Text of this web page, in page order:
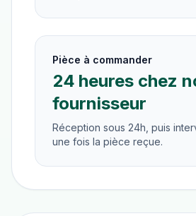
Pièce à commander
24 heures chez
fournisseur
Réception sous 24h, puis
une fois la pièce reçue.